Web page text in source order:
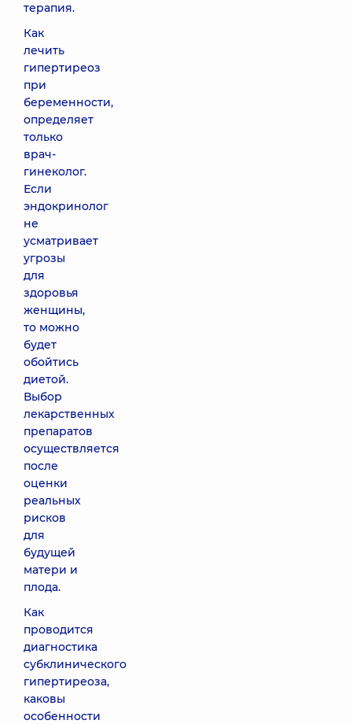
терапия.
Как
лечить
гипертиреоз
при
беременности,
определяет
только
врач-
гинеколог.
Если
эндокринолог
не
усматривает
угрозы
для
здоровья
женщины,
то можно
будет
обойтись
диетой.
Выбор
лекарственных
препаратов
осуществляется
после
оценки
реальных
рисков
для
будущей
матери и
плода.
Как
проводится
диагностика
субклинического
гипертиреоза,
каковы
особенности